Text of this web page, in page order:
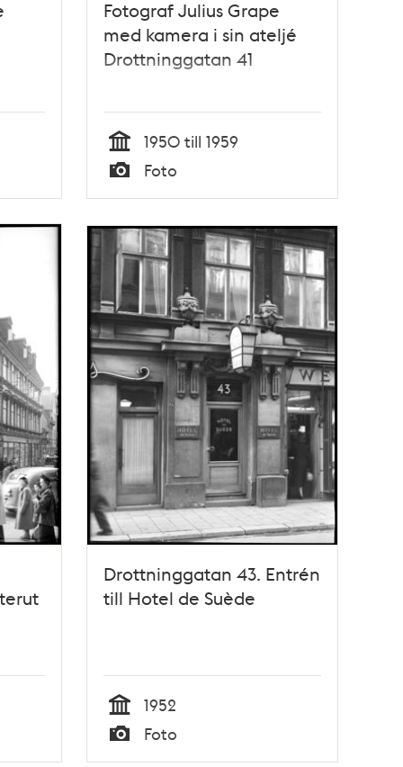
Fotograf Julius Grape
med kamera i sin ateljé
Drottninggatan 41
Tid
1950 till 1959
Typ
Foto
Drottninggatan 43. Entrén
till Hotel de Suède
Tid
1952
Typ
Foto